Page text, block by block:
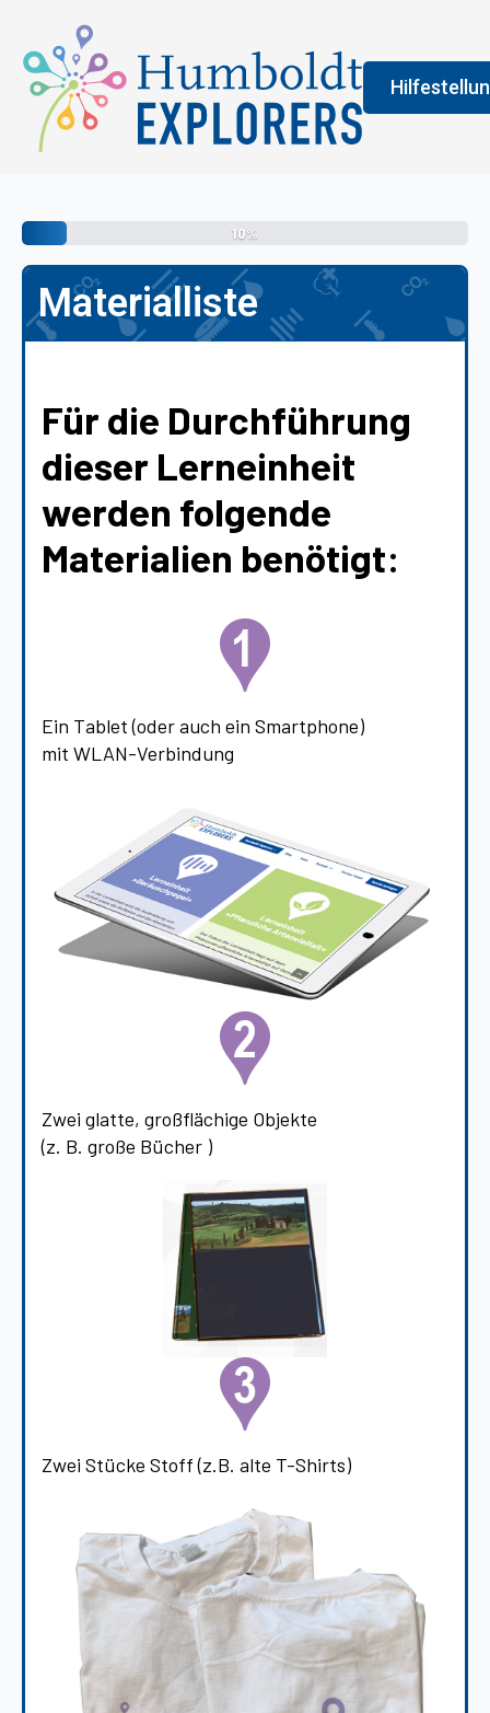
An der
erledigen
10%
Materialliste
Für die Durchführung
dieser Lerneinheit
werden folgende
Materialien benötigt:
Ein Tablet (oder auch ein Smartphone)
mit WLAN-Verbindung
Zwei glatte, großflächige Objekte
(z. B. große Bücher )
Zwei Stücke Stoff (z.B. alte T-Shirts)